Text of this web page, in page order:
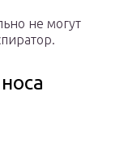
не могут